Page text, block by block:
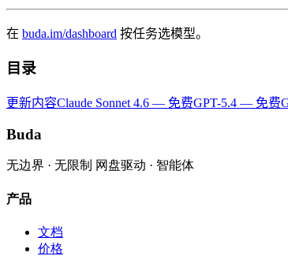
在 buda.im/dashboard 按任务选模型。
目录
更新内容Claude Sonnet 4.6 — 免费GPT-5.4 — 免费
Buda
无边界 · 无限制 网盘驱动 · 智能体
产品
文档
价格